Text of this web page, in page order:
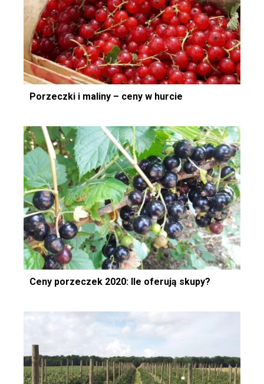
Porzeczki i maliny – ceny w hurcie
Ceny porzeczek 2020: Ile oferują skupy?